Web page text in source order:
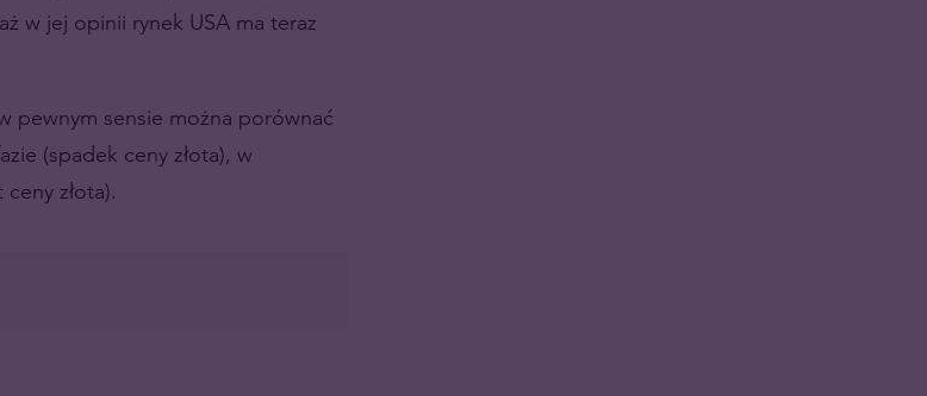
w jej opinii rynek USA ma teraz
pewnym sensie można porównać
(spadek ceny złota), w
złota).